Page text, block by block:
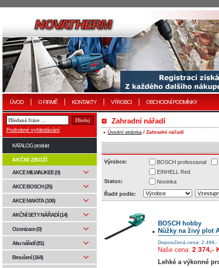
ÚVOD O FIRMĚ KONTAKTY VÝROBCI OBCHODNÍ PODMÍNKY
Zahradní nářadí
Úvodní stránka / Zahradní nářadí
Výrobce:
BOSCH professional
EINHELL Red
Status:
Novinka
Řadit podle:
BOSCH hobby
Nůžky na živý plot
Doporučená cena: 2 499,-
Naše cena: 2 374,-
Lehké a výkonné
Podrobné vyhledávání
KATALOG produkt
AKČNÍ ZBOŽÍ
AKCE MILWAUKEE (0)
AKCE BOSCH (25)
AKCE MAKITA (106)
AKČNÍ SETY NÁŘADÍ (14)
Ozonizace (0)
Aku nářadí (81)
Broušení (164)